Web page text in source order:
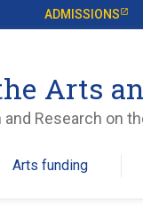
ADMISSIONS
Arts
Research on
Arts funding